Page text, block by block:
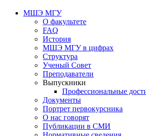
МШЭ МГУ
О факультете
FAQ
История
МШЭ МГУ в цифрах
Структура
Ученый Совет
Преподаватели
Выпускники
Профессиональные
Документы
Портрет первокурсника
О нас говорят
Публикации в СМИ